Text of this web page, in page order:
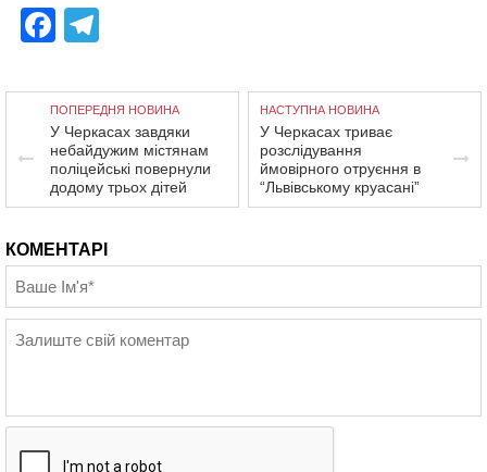
Facebook
ПОПЕРЕДНЯ НОВИНА
У Черкасах завдяки
небайдужим містянам
поліцейські повернули
додому трьох дітей
НАСТУПНА НОВИНА
У Черкасах триває
розслідування
ймовірного отруєння в
“Львівському круасані”
КОМЕНТАРІ